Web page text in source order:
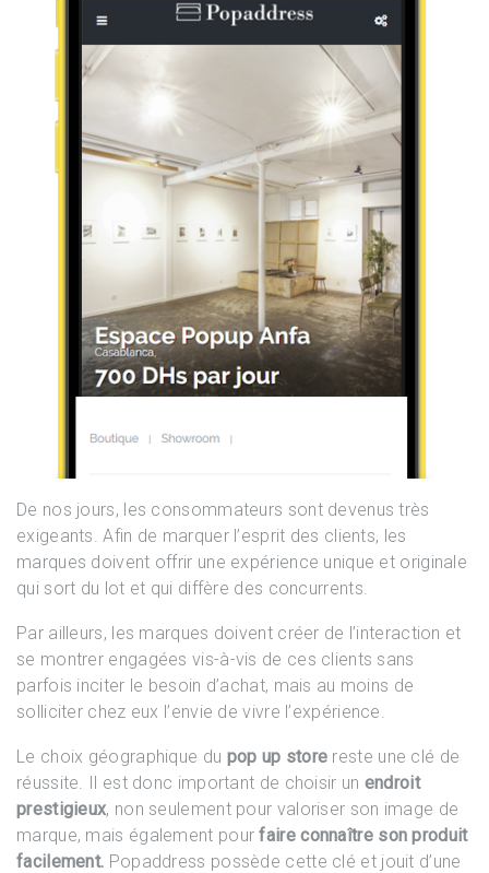
De nos jours, les consommateurs sont devenus très
exigeants. Afin de marquer l’esprit des clients, les
marques doivent offrir une expérience unique et originale
qui sort du lot et qui diffère des concurrents.
Par ailleurs, les marques doivent créer de l’interaction et
se montrer engagées vis-à-vis de ces clients sans
parfois inciter le besoin d’achat, mais au moins de
solliciter chez eux l’envie de vivre l’expérience.
Le choix géographique du pop up store reste une clé de
réussite. Il est donc important de choisir un endroit
prestigieux, non seulement pour valoriser son image de
marque, mais également pourfaire connaître son produit
facilement. Popaddress possède cette clé et jouit d’une